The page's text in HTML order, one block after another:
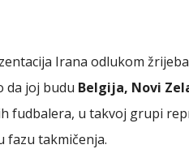
Irana odlukom
da joj budu Belgija, Novi
fudbalera, u takvoj grupi
fazu takmičenja.